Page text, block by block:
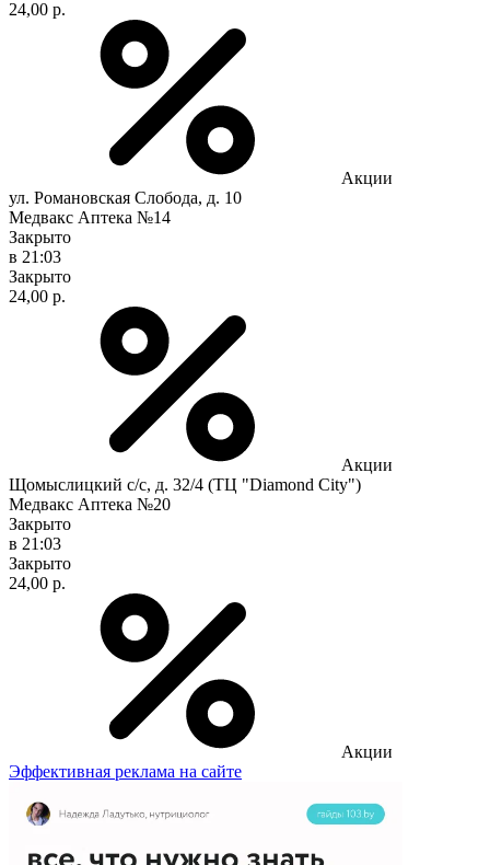
24,00 р.
Акции
ул. Романовская Слобода, д. 10
Медвакс Аптека №14
Закрыто
в 21:03
Закрыто
24,00 р.
Акции
Щомыслицкий с/с, д. 32/4 (ТЦ "Diamond City")
Медвакс Аптека №20
Закрыто
в 21:03
Закрыто
24,00 р.
Акции
Эффективная реклама на сайте